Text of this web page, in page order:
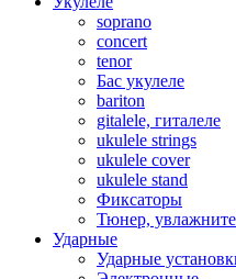
soprano
concert
tenor
Бас укулеле
bariton
gitalele, гиталеле
ukulele strings
ukulele cover
ukulele stand
Фиксаторы
Тюнер,
Ударные
Ударные